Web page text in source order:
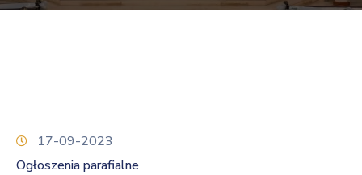
17-09-2023
Ogłoszenia parafialne